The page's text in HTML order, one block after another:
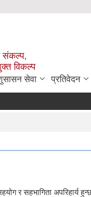
संकल्प,
विकल्प
सेवा प्रतिवेदन
र सहभागिता अपरिहार्य